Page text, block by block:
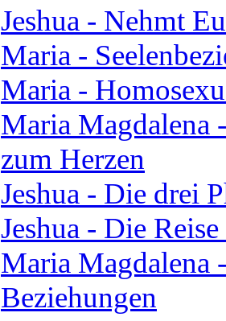
Jeshua - Nehmt
Maria -
Maria -
Maria Magdalena
zum Herzen
Jeshua - Die drei
Jeshua - Die
Maria Magdalena
Beziehungen